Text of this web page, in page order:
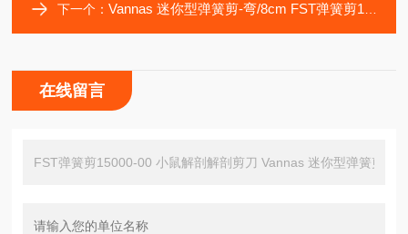
下一个：Vannas 迷你型弹簧剪-弯/8cm FST弹簧剪15000-10 大小鼠解剖剪刀 进口维纳斯剪
在线留言